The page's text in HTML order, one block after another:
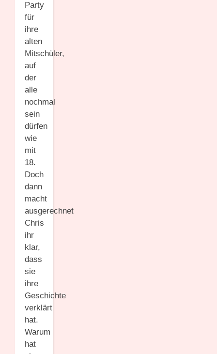
Party
für
ihre
alten
Mitschüler,
auf
der
alle
nochmal
sein
dürfen
wie
mit
18.
Doch
dann
macht
ausgerechnet
Chris
ihr
klar,
dass
sie
ihre
Geschichte
verklärt
hat.
Warum
hat